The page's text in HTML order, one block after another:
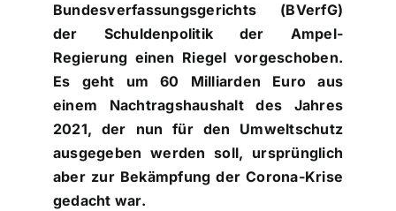
Bundesverfassungsgerichts (BVerfG)
der Schuldenpolitik der Ampel-
Regierung einen Riegel vorgeschoben.
Es geht um 60 Milliarden Euro aus
einem Nachtragshaushalt des Jahres
2021, der nun für den Umweltschutz
ausgegeben werden soll, ursprünglich
aber zur Bekämpfung der Corona-Krise
gedacht war.